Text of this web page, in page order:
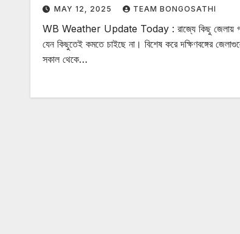
MAY 12, 2025 TEAM BONGOSATHI
WB Weather Update Today : রাজ্যে কিছু জেলায়
যেন কিছুতেই কমতে চাইছে না। বিশেষ করে দক্ষিণবঙ্গের
সকাল থেকে…